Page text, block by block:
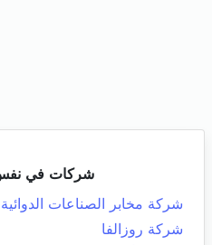
شركات في
شركة مخابر الصناعات
شركة روزالفا